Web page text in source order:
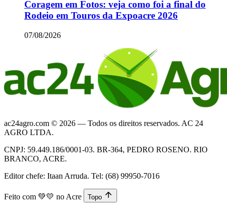
Coragem em Fotos: veja como foi a final do
Rodeio em Touros da Expoacre 2026
07/08/2026
ac24agro.com © 2026 — Todos os direitos reservados. AC 24
AGRO LTDA.
CNPJ: 59.449.186/0001-03. BR-364, PEDRO ROSENO. RIO
BRANCO, ACRE.
Editor chefe: Itaan Arruda. Tel: (68) 99950-7016
Feito com 💚💛 no Acre Topo